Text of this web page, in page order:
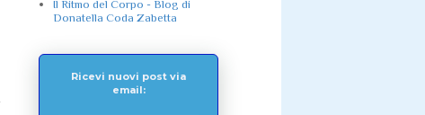
Il Ritmo del Corpo - Blog di
Donatella Coda Zabetta
Ricevi nuovi post via
email: